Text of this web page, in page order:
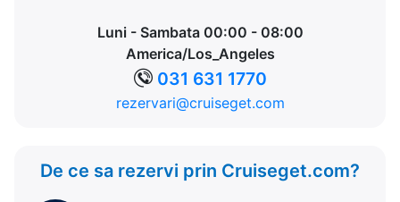
Luni - Sambata 00:00 - 08:00
America/Los_Angeles
031 631 1770
rezervari@cruiseget.com
De ce sa rezervi prin Cruiseget.com?